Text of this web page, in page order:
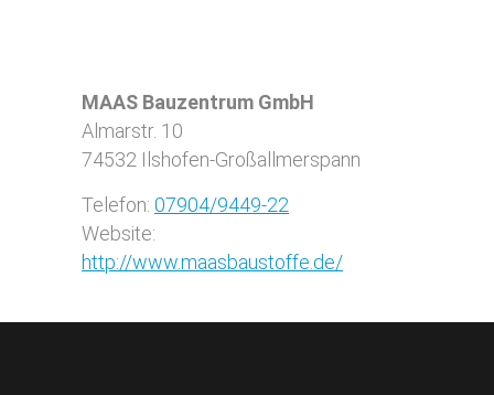
MAAS Bauzentrum GmbH
Almarstr. 10
74532 Ilshofen-Großallmerspann
Telefon: 07904/9449-22
Website:
http://www.maasbaustoffe.de/